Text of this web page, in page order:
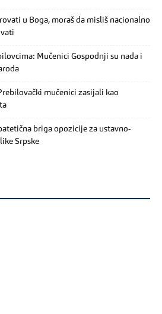
u Boga, moraš da misliš nacionalno
Mučenici Gospodnji su nada i
mučenici zasijali kao
briga opozicije za ustavno-
Srpske